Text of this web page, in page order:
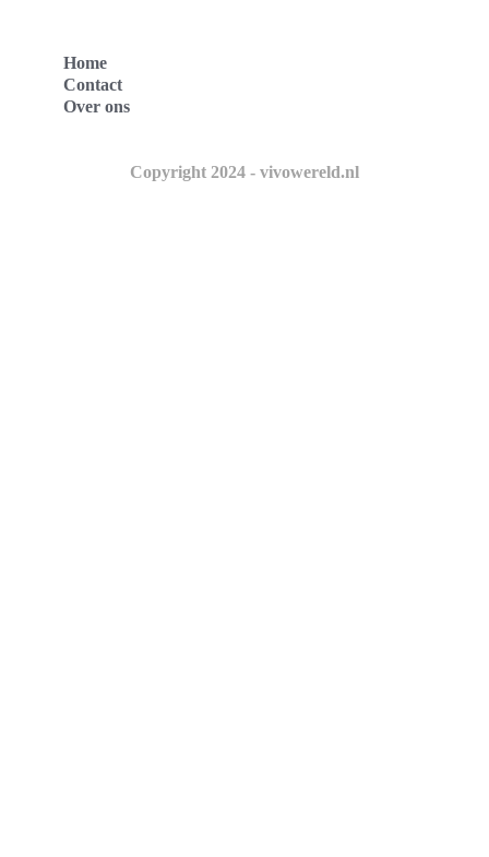
Home
Contact
Over ons
Copyright 2024 - vivowereld.nl